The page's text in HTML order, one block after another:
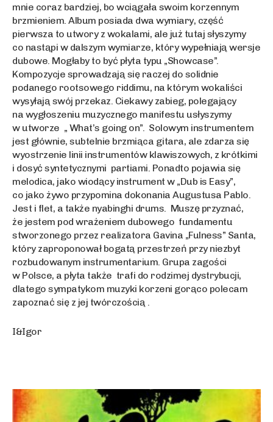
mnie coraz bardziej, bo wciągała swoim korzennym
brzmieniem. Album posiada dwa wymiary, część
pierwsza to utwory z wokalami, ale już tutaj słyszymy
co nastąpi w dalszym wymiarze, który wypełniają wersje
dubowe. Mogłaby to być płyta typu „Showcase”.
Kompozycje sprowadzają się raczej do solidnie
podanego rootsowego riddimu, na którym wokaliści
wysyłają swój przekaz. Ciekawy zabieg, polegający
na wygłoszeniu muzycznego manifestu usłyszymy
w utworze „ What’s going on”. Solowym instrumentem
jest głównie, subtelnie brzmiąca gitara, ale zdarza się
wyostrzenie linii instrumentów klawiszowych, z krótkimi
i dosyć syntetycznymi partiami. Ponadto pojawia się
melodica, jako wiodący instrument w „Dub is Easy”,
co jako żywo przypomina dokonania Augustusa Pablo.
Jest i flet, a także nyabinghi drums. Muszę przyznać,
że jestem pod wrażeniem dubowego fundamentu
stworzonego przez realizatora Gavina „Fulness” Santa,
który zaproponował bogatą przestrzeń przy niezbyt
rozbudowanym instrumentarium. Grupa zagości
w Polsce, a płyta także trafi do rodzimej dystrybucji,
dlatego sympatykom muzyki korzeni gorąco polecam
zapoznać się z jej twórczością .
I&Igor